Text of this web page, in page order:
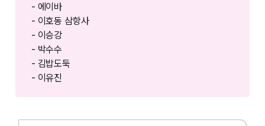
- 에이바
- 이호동 삼항사
- 이승강
- 박수수
- 김밥도둑
- 이유진